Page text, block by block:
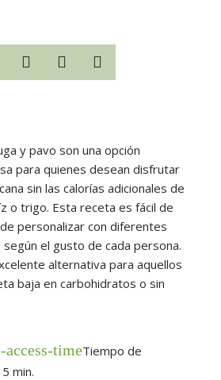
  
y pavo son una opción
para quienes desean disfrutar
sin las calorías adicionales de
o trigo. Esta receta es fácil de
personalizar con diferentes
el gusto de cada persona.
alternativa para aquellos
baja en carbohidratos o sin
access-timeTiempo de
min.